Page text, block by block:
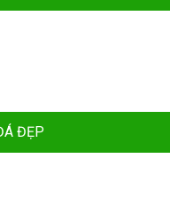
ĐẸP